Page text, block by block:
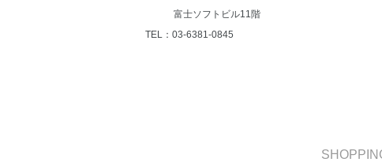
富士ソフトビル11階
TEL：03-6381-0845